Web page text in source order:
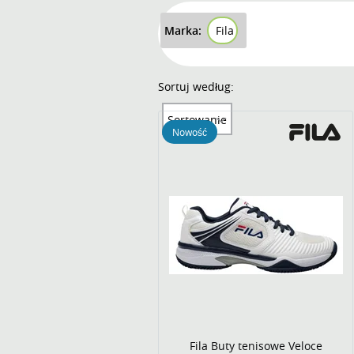
Marka: Fila
Sortuj według:
Sortowanie
Fila Buty tenisowe Veloce
Nowość